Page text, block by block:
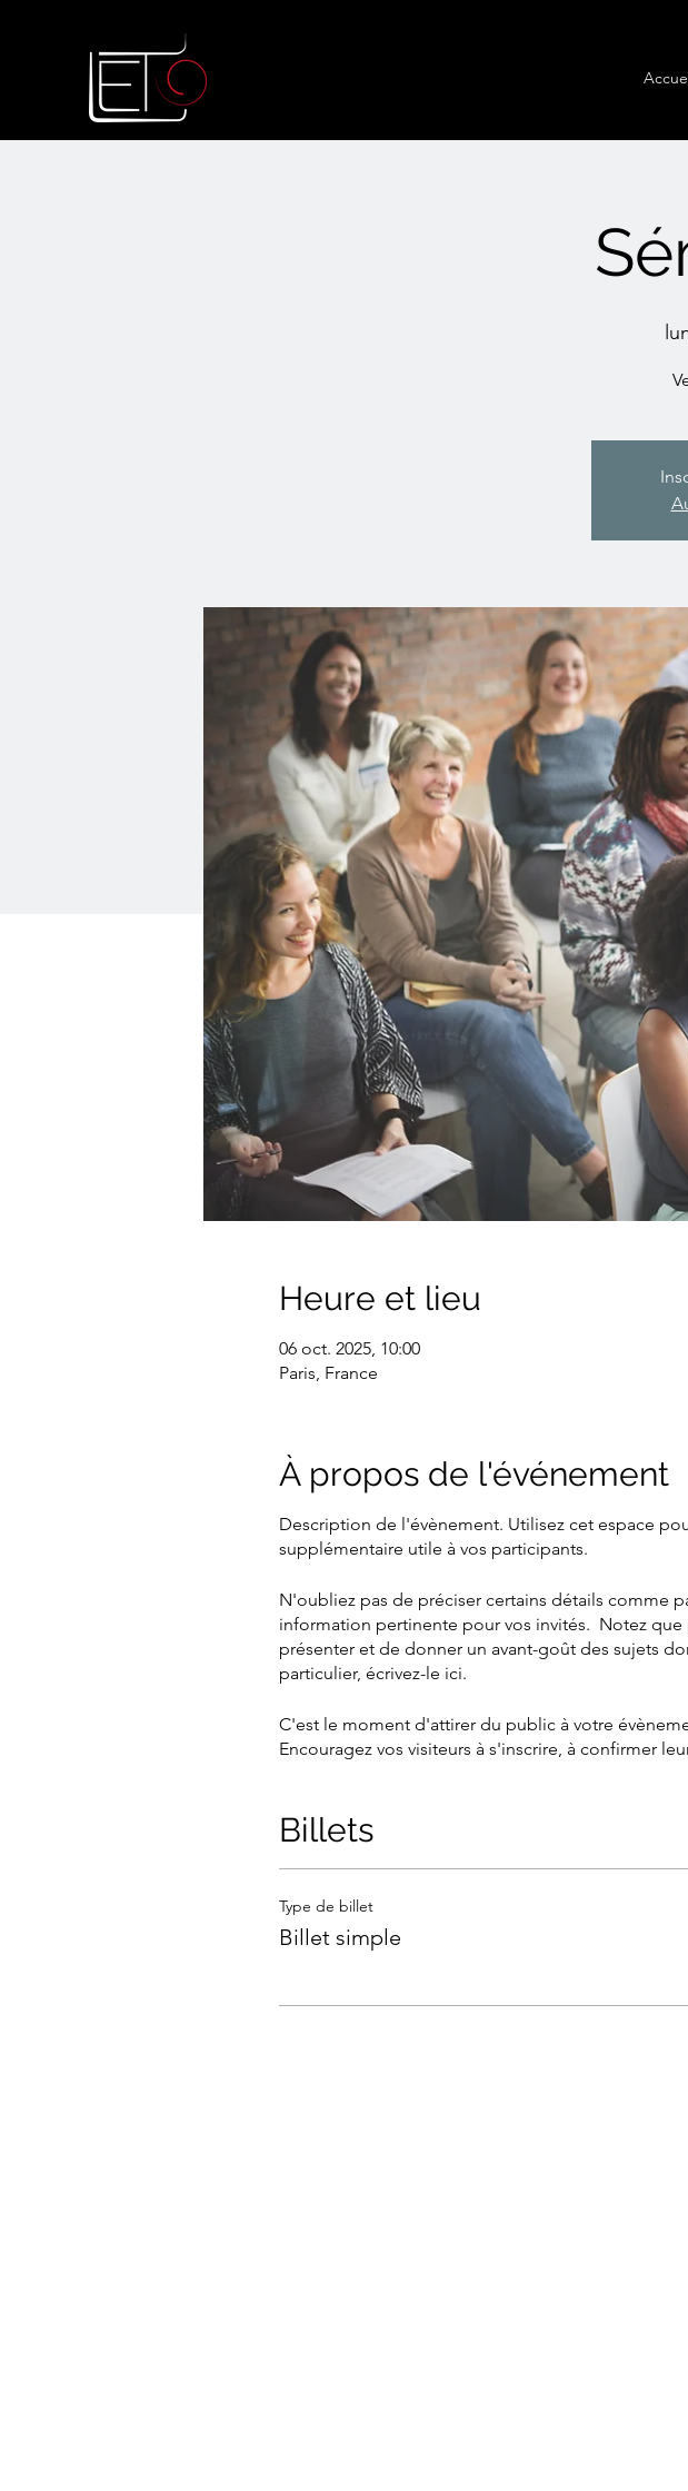
Heure et lieu
06 oct. 2025, 10:00
Paris, France
À propos de l'événement
Description de l'évènement. Utilisez cet espace
supplémentaire utile à vos participants.
N'oubliez pas de préciser certains détails comme
information pertinente pour vos invités. Notez
présenter et de donner un avant-goût des sujets
particulier, écrivez-le ici.
C'est le moment d'attirer du public à votre
Encouragez vos visiteurs à s'inscrire, à confirmer
Billets
Type de billet
Billet simple